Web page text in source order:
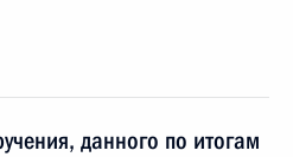
данного по итогам